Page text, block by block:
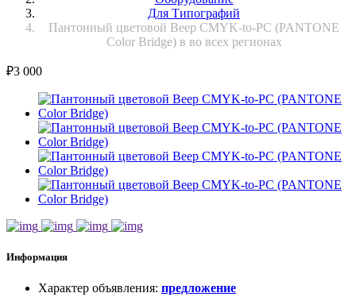
Для Типографий
Пантонный цветовой Веер CMYK-to-PC (PANTONE
Color Bridge) в во всех регионах
₽3 000
Информация
Характер объявления: предложение